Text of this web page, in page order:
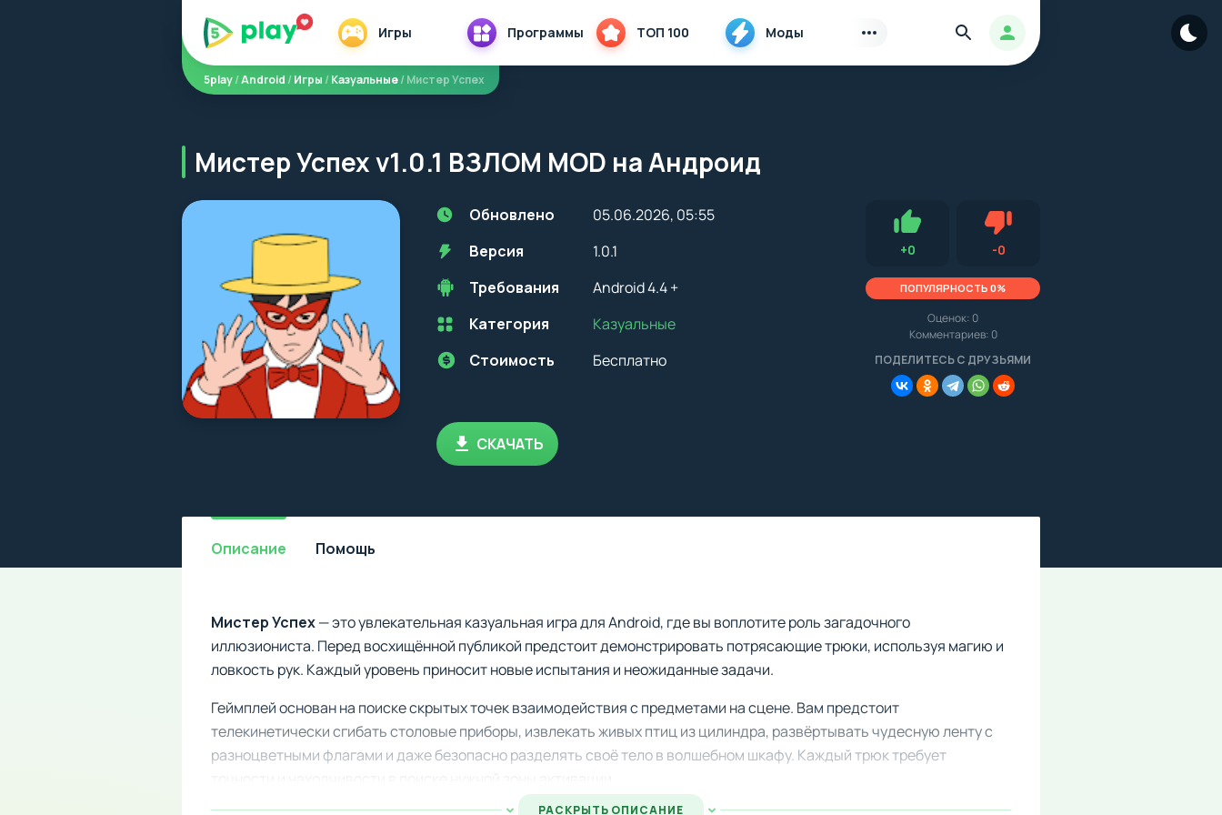
Игры Программы ТОП 100 Моды Авторизация
Найти
5play/Android /Игры /Казуальные/ Мистер Успех
Мистер Успех v1.0.1 ВЗЛОМ MOD на Андроид
Обновлено
05.06.2026, 05:55
Версия
1.0.1
Требования
Android 4.4 +
Перед установкой приложения на устройство с Android, стоит
учитывать версию OS. Мы всегда указываем минимальные
Категория
Казуальные
Стоимость
Бесплатно
+0Нравится -0Не нравится (0.0, 0, 15145)
ПОПУЛЯРНОСТЬ 0%
Оценок: 0
Комментариев: 0
СКАЧАТЬ
Описание Помощь
Мистер Успех— это увлекательная казуальная игра для Android, где вы воплотите роль загадочного
иллюзиониста. Перед восхищённой публикой предстоит демонстрировать потрясающие трюки, используя магию и
ловкость рук. Каждый уровень приносит новые испытания и неожиданные задачи.
Геймплей основан на поиске скрытых точек взаимодействия с предметами на сцене. Вам предстоит
телекинетически сгибать столовые приборы, извлекать живых птиц из цилиндра, развёртывать чудесную ленту с
разноцветными флагами и даже безопасно разделять своё тело в волшебном шкафу. Каждый трюк требует
РАСКРЫТЬ ОПИСАНИЕ